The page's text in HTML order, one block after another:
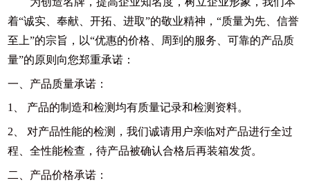
着“诚实、奉献、开拓、进取”的敬业精神，“质量为先、信誉
至上”的宗旨，以“优惠的价格、周到的服务、可靠的产品质
量”的原则向您郑重承诺：
一、产品质量承诺：
1、 产品的制造和检测均有质量记录和检测资料。
2、 对产品性能的检测，我们诚请用户亲临对产品进行全过
程、全性能检查，待产品被确认合格后再装箱发货。
二、产品价格承诺：